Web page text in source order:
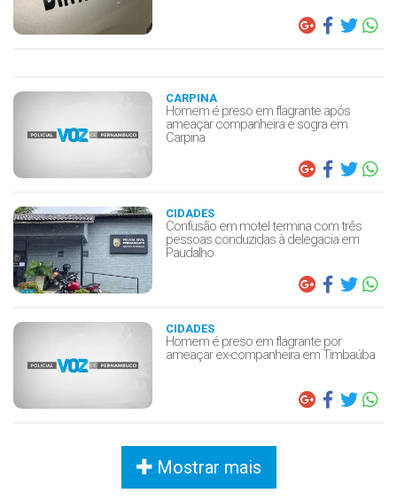
CARPINA
Homem é preso em flagrante após
ameaçar companheira e sogra em
Carpina
CIDADES
Confusão em motel termina com três
pessoas conduzidas à delegacia em
Paudalho
CIDADES
Homem é preso em flagrante por
ameaçar ex-companheira em Timbaúba
Mostrar mais